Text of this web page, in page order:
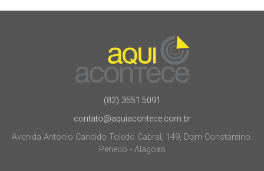
(82) 3551.5091
contato@aquiacontece.com.br
Avenida Antonio Candido Toledo Cabral, 149, Dom Constantino.
Penedo - Alagoas